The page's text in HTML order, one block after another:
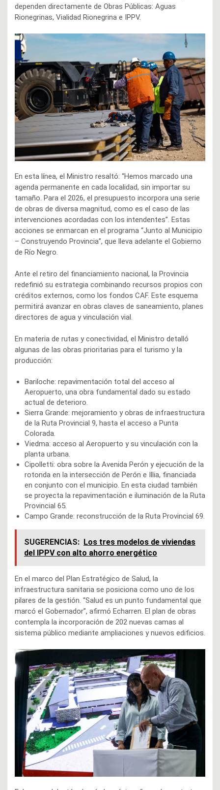
dependen directamente de Obras Públicas: Aguas
Rionegrinas, Vialidad Rionegrina e IPPV.
En esta línea, el Ministro resaltó: “Hemos marcado una
agenda permanente en cada localidad, sin importar su
tamaño. Para el 2026, el presupuesto incorpora una serie
de obras de diversa magnitud, como es el caso de las
intervenciones acordadas con los intendentes”. Estas
acciones se enmarcan en el programa “Junto al Municipio
– Construyendo Provincia”, que lleva adelante el Gobierno
de Río Negro.
Ante el retiro del financiamiento nacional, la Provincia
redefinió su estrategia combinando recursos propios con
créditos externos, como los fondos CAF. Este esquema
permitirá avanzar en obras claves de saneamiento, planes
directores de agua y vinculación vial.
En materia de rutas y conectividad, el Ministro detalló
algunas de las obras prioritarias para el turismo y la
producción:
Bariloche: repavimentación total del acceso al
Aeropuerto, una obra fundamental dado su estado
actual de deterioro.
Sierra Grande: mejoramiento y obras de infraestructura
de la Ruta Provincial 9, hasta el acceso a Punta
Colorada.
Viedma: acceso al Aeropuerto y su vinculación con la
planta urbana.
Cipolletti: obra sobre la Avenida Perón y ejecución de la
rotonda en la intersección de Perón e Illia, financiada
en conjunto con el municipio. En esta ciudad también
se proyecta la repavimentación e iluminación de la Ruta
Provincial 65.
Campo Grande: reconstrucción de la Ruta Provincial 69.
SUGERENCIAS: Los tres modelos de viviendas
del IPPV con alto ahorro energético
En el marco del Plan Estratégico de Salud, la
infraestructura sanitaria se posiciona como uno de los
pilares de la gestión. “Salud es un punto fundamental que
marcó el Gobernador”, afirmó Echarren. El plan de obras
contempla la incorporación de 202 nuevas camas al
sistema público mediante ampliaciones y nuevos edificios.